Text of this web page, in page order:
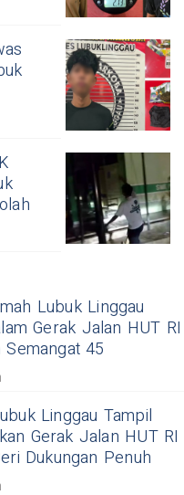
Lubuk Linggau
Gerak Jalan HUT RI
45
Linggau Tampil
Gerak Jalan HUT RI
Dukungan Penuh